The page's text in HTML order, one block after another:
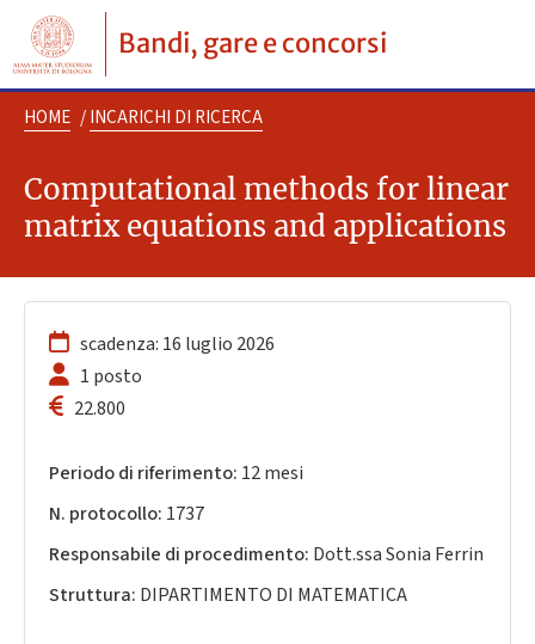
Bandi, gare e concorsi
HOME / INCARICHI DI RICERCA
Computational methods for linear
matrix equations and applications
scadenza: 16 luglio 2026
1 posto
22.800
Periodo di riferimento: 12 mesi
N. protocollo: 1737
Responsabile di procedimento: Dott.ssa Sonia Ferrin
Struttura: DIPARTIMENTO DI MATEMATICA